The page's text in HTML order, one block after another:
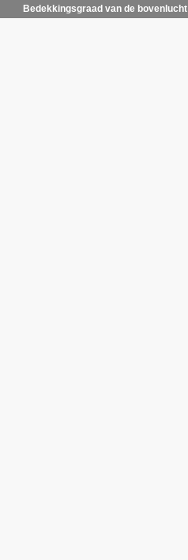
Bedekkingsgraad van de bovenlucht